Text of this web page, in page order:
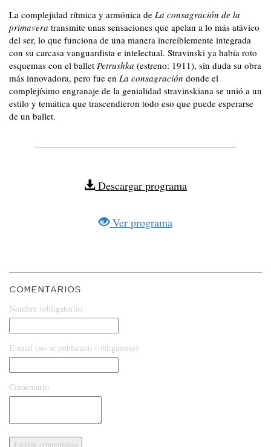
La complejidad rítmica y armónica de La consagración de la
primavera transmite unas sensaciones que apelan a lo más atávico
del ser, lo que funciona de una manera increíblemente integrada
con su carcasa vanguardista e intelectual. Stravinski ya había roto
esquemas con el ballet Petrushka (estreno: 1911), sin duda su obra
más innovadora, pero fue en La consagración donde el
complejísimo engranaje de la genialidad stravinskiana se unió a un
estilo y temática que trascendieron todo eso que puede esperarse
de un ballet.
Descargar programa
Ver programa
COMENTARIOS
Nombre (obligatorio)
E-mail (no se publicará) (obligatorio)
Comentario